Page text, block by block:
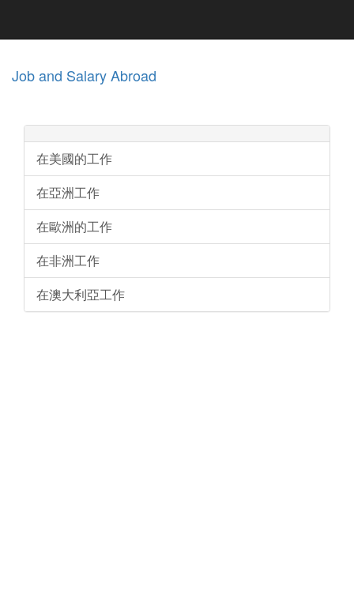
Job and Salary Abroad
在美國的工作
在亞洲工作
在歐洲的工作
在非洲工作
在澳大利亞工作